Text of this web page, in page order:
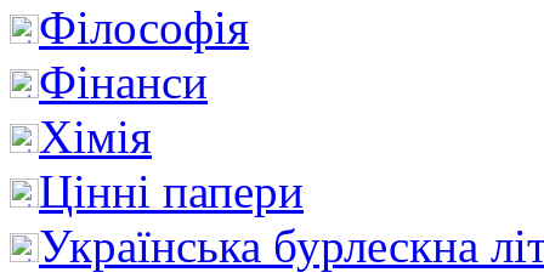
Філософія
Фінанси
Хімія
Цінні папери
Українська бурлескна